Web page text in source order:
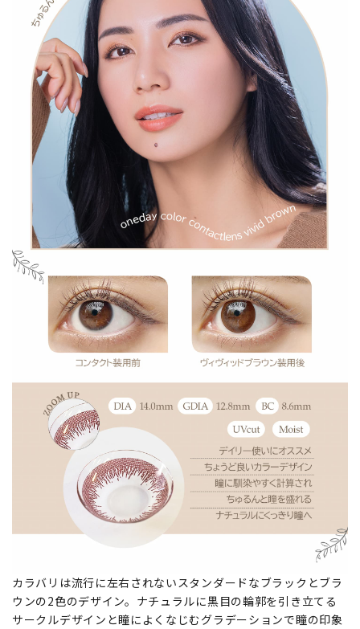
カラバリは流行に左右されないスタンダードなブラックとブラ
ウンの2色のデザイン。ナチュラルに黒目の輪郭を引き立てる
サークルデザインと瞳によくなじむグラデーションで瞳の印象